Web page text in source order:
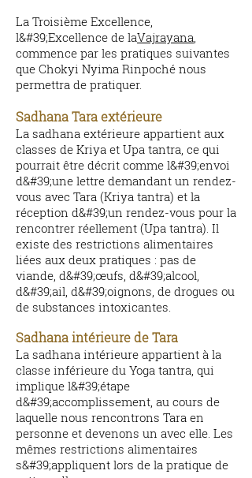
La Troisième Excellence,
l&#39;Excellence de laVajrayana,
commence par les pratiques suivantes
que Chokyi Nyima Rinpoché nous
permettra de pratiquer.
Sadhana Tara extérieure
La sadhana extérieure appartient aux
classes de Kriya et Upa tantra, ce qui
pourrait être décrit comme l&#39;envoi
d&#39;une lettre demandant un rendez-
vous avec Tara (Kriya tantra) et la
réception d&#39;un rendez-vous pour la
rencontrer réellement (Upa tantra). Il
existe des restrictions alimentaires
liées aux deux pratiques : pas de
viande, d&#39;œufs, d&#39;alcool,
d&#39;ail, d&#39;oignons, de drogues ou
de substances intoxicantes.
Sadhana intérieure de Tara
La sadhana intérieure appartient à la
classe inférieure du Yoga tantra, qui
implique l&#39;étape
d&#39;accomplissement, au cours de
laquelle nous rencontrons Tara en
personne et devenons un avec elle. Les
mêmes restrictions alimentaires
s&#39;appliquent lors de la pratique de